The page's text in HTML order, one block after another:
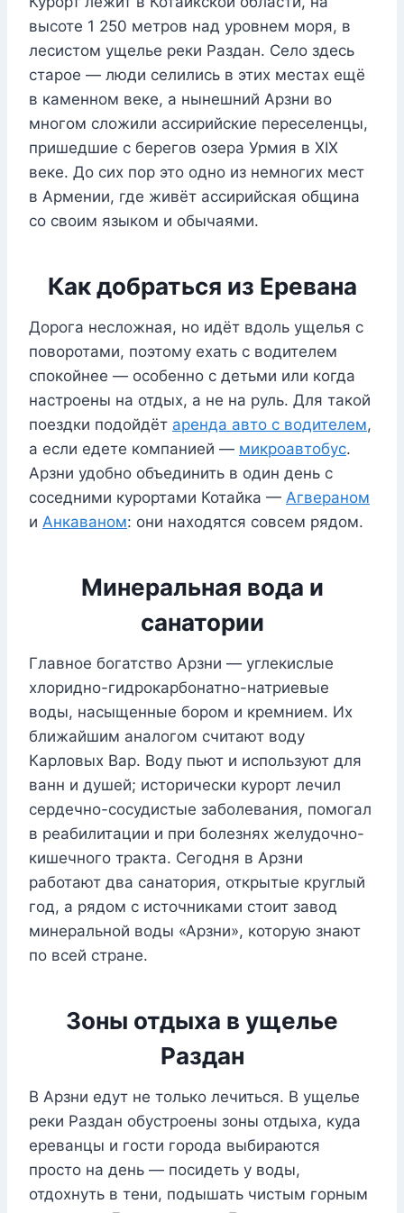
высоте 1 250 метров над уровнем моря, в
лесистом ущелье реки Раздан. Село здесь
старое — люди селились в этих местах ещё
в каменном веке, а нынешний Арзни во
многом сложили ассирийские переселенцы,
пришедшие с берегов озера Урмия в XIX
веке. До сих пор это одно из немногих мест
в Армении, где живёт ассирийская община
со своим языком и обычаями.
Как добраться из Еревана
Дорога несложная, но идёт вдоль ущелья с
поворотами, поэтому ехать с водителем
спокойнее — особенно с детьми или когда
настроены на отдых, а не на руль. Для такой
поездки подойдёт аренда авто с водителем,
а если едете компанией — микроавтобус.
Арзни удобно объединить в один день с
соседними курортами Котайка — Агвераном
и Анкаваном: они находятся совсем рядом.
Минеральная вода и
санатории
Главное богатство Арзни — углекислые
хлоридно-гидрокарбонатно-натриевые
воды, насыщенные бором и кремнием. Их
ближайшим аналогом считают воду
Карловых Вар. Воду пьют и используют для
ванн и душей; исторически курорт лечил
сердечно-сосудистые заболевания, помогал
в реабилитации и при болезнях желудочно-
кишечного тракта. Сегодня в Арзни
работают два санатория, открытые круглый
год, а рядом с источниками стоит завод
минеральной воды «Арзни», которую знают
по всей стране.
Зоны отдыха в ущелье
Раздан
В Арзни едут не только лечиться. В ущелье
реки Раздан обустроены зоны отдыха, куда
ереванцы и гости города выбираются
просто на день — посидеть у воды,
отдохнуть в тени, подышать чистым горным